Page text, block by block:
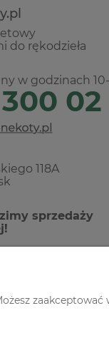
do rękodzieła
w godzinach 10-
02
118A
sprzedaży
zaakceptować